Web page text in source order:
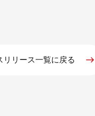
リリース一覧に戻る